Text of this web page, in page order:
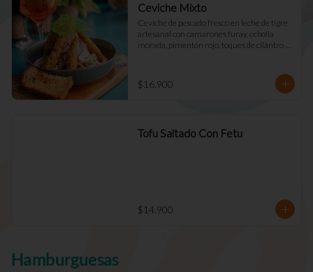
Ceviche Mixto
Ceviche de pescado fresco en leche de tigre
artesanal con camarones furay, cebolla
morada, pimentón rojo, toques de cilantro y
$16.900
Tofu Saltado Con Fetu
$14.900
Hamburguesas